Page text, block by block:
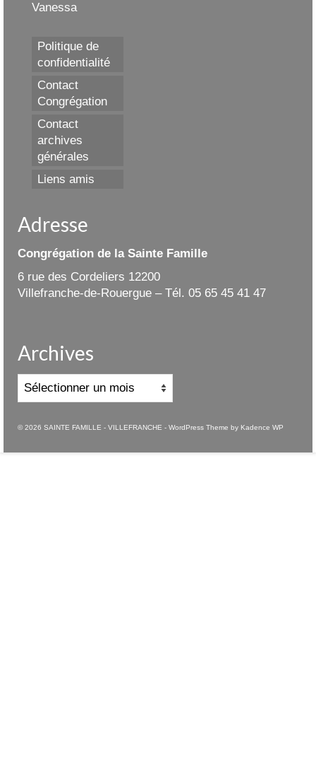
Vanessa
Politique de
confidentialité
Contact
Congrégation
Contact
archives
générales
Liens amis
Adresse
Congrégation de la Sainte Famille
6 rue des Cordeliers 12200
Villefranche-de-Rouergue – Tél. 05 65 45 41 47
Archives
Archives
© 2026 SAINTE FAMILLE - VILLEFRANCHE - WordPress Theme by Kadence WP